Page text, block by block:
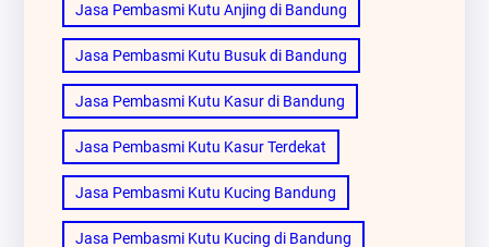
Jasa Pembasmi Kutu Anjing di Bandung
Jasa Pembasmi Kutu Busuk di Bandung
Jasa Pembasmi Kutu Kasur di Bandung
Jasa Pembasmi Kutu Kasur Terdekat
Jasa Pembasmi Kutu Kucing Bandung
Jasa Pembasmi Kutu Kucing di Bandung